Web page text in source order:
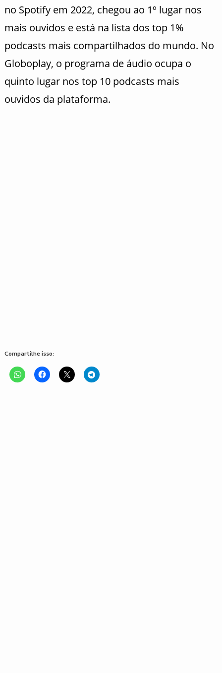
no Spotify em 2022, chegou ao 1º lugar nos
mais ouvidos e está na lista dos top 1%
podcasts mais compartilhados do mundo. No
Globoplay, o programa de áudio ocupa o
quinto lugar nos top 10 podcasts mais
ouvidos da plataforma.
Compartilhe isso: